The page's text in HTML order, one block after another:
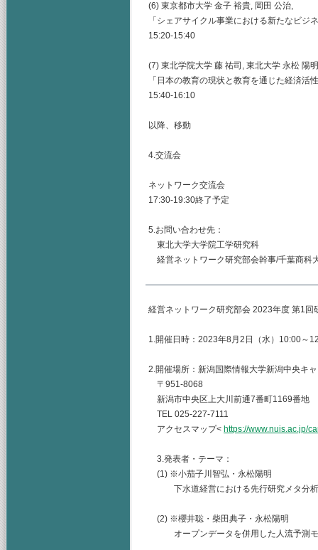
(6) 東京都市大学 金子 裕貴, 岡田 公治,
「シェアサイクル事業における新たなビ
15:20-15:40
(7) 東北学院大学 藤 祐司, 東北大学 永松 陽
「日本の教育の現状と教育を通じた経済活
15:40-16:10
以降、移動
4.交流会
ネットワーク交流会
17:30-19:30終了予定
5.お問い合わせ先：
東北大学大学院工学研究
経営ネットワーク研究部会幹事/千葉商
経営ネットワーク研究部会 2023年度 第1回
1.開催日時：2023年8月2日（水）10:00～
2.開催場所：新潟国際情報大学新潟中央キ
〒951-8068
新潟市中央区上大川前通7番町1169番地
TEL 025-227-7111
アクセスマップ< https://www.nuis.ac.jp/
3.発表者・テーマ：
(1) ※小茄子川智弘・永松陽明
下水道経営における先行研究メタ分析
(2) ※櫻井聡・柴田典子・永松陽明
オープンデータを併用した人流予測モ